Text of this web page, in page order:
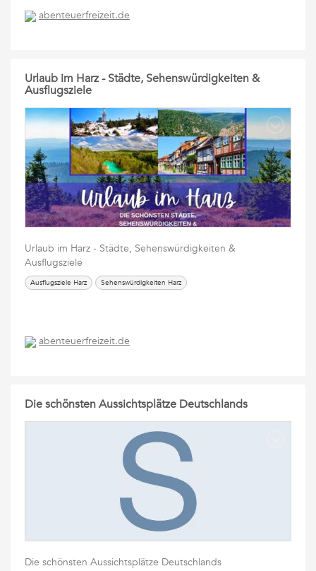
abenteuerfreizeit.de
Urlaub im Harz - Städte, Sehenswürdigkeiten &
Ausflugsziele
Urlaub im Harz - Städte, Sehenswürdigkeiten &
Ausflugsziele
Ausflugsziele Harz Sehenswürdigkeiten Harz
abenteuerfreizeit.de
Die schönsten Aussichtsplätze Deutschlands
Die schönsten Aussichtsplätze Deutschlands